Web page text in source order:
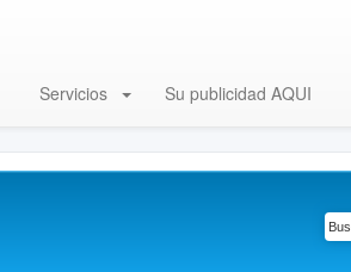
Servicios Su publicidad AQUI